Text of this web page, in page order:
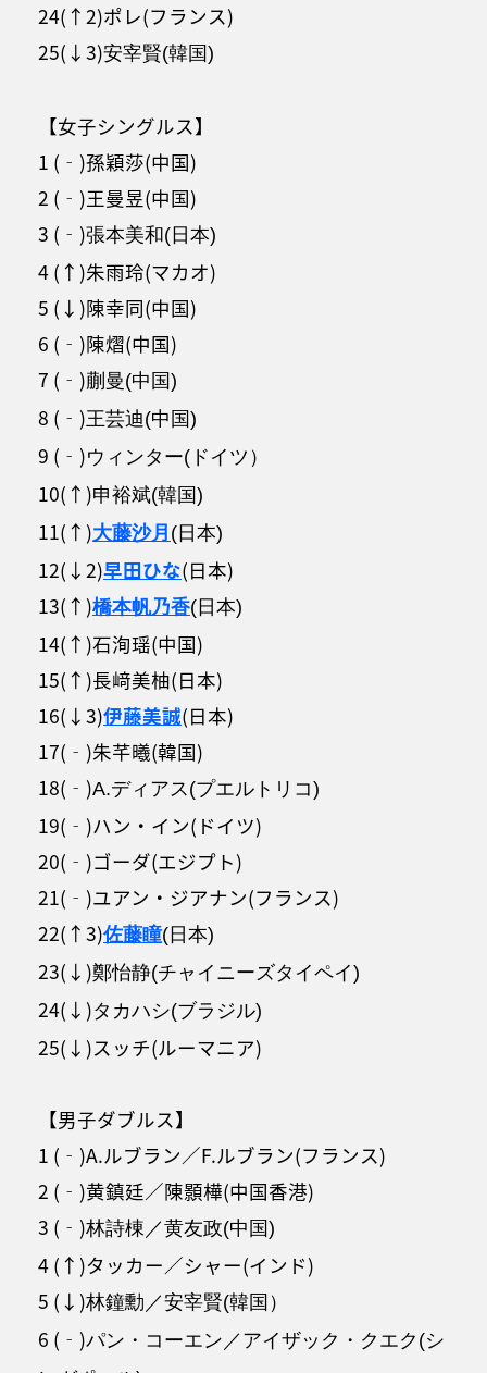
24(↑2)ポレ(フランス)
25(↓3)安宰賢(韓国)
【女子シングルス】
1 (‐)孫穎莎(中国)
2 (‐)王曼昱(中国)
3 (‐)張本美和(日本)
4 (↑)朱雨玲(マカオ)
5 (↓)陳幸同(中国)
6 (‐)陳熠(中国)
7 (‐)蒯曼(中国)
8 (‐)王芸迪(中国)
9 (‐)ウィンター(ドイツ）
10(↑)申裕斌(韓国)
11(↑)大藤沙月 (日本)
12(↓2)早田ひな(日本)
13(↑)橋本帆乃香(日本)
14(↑)石洵瑶(中国)
15(↑)長﨑美柚(日本)
16(↓3)伊藤美誠(日本)
17(‐)朱芊曦(韓国)
18(‐)A.ディアス(プエルトリコ)
19(‐)ハン・イン(ドイツ)
20(‐)ゴーダ(エジプト)
21(‐)ユアン・ジアナン(フランス)
22(↑3)佐藤瞳(日本)
23(↓)鄭怡静(チャイニーズタイペイ)
24(↓)タカハシ(ブラジル)
25(↓)スッチ(ルーマニア)
【男子ダブルス】
1 (‐)A.ルブラン／F.ルブラン(フランス)
2 (‐)黄鎮廷／陳顥樺(中国香港)
3 (‐)林詩棟／黄友政(中国)
4 (↑)タッカー／シャー(インド)
5 (↓)林鐘勳／安宰賢(韓国）
6 (‐)パン・コーエン／アイザック・クエク(シ